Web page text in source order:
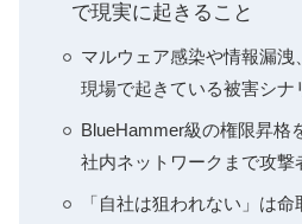
で現実に起きること
マルウェア感染や情報漏
現場で起きている被害シナ
BlueHammer級の権限昇格
社内ネットワークまで攻撃
「自社は狙われない」は